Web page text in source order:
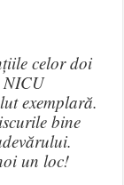
celor doi
NICU
exemplară.
bine
un loc!